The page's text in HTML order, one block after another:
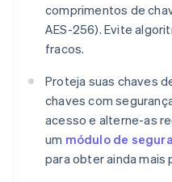
comprimentos de
AES-256). Evite
fracos.
Proteja suas chaves
chaves com
acesso e alterne-as
um módulo de
para obter ainda mais